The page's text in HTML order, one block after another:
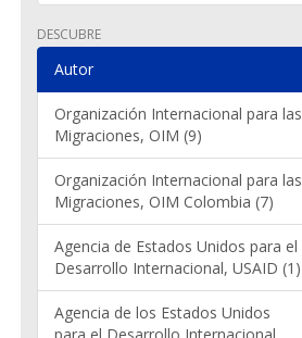
DESCUBRE
Autor
Organización Internacional para las
Migraciones, OIM (9)
Organización Internacional para las
Migraciones, OIM Colombia (7)
Agencia de Estados Unidos para el
Desarrollo Internacional, USAID (1)
Agencia de los Estados Unidos